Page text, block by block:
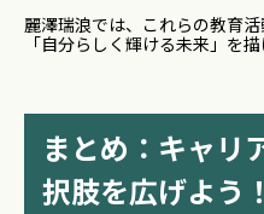
麗澤瑞浪では、これらの教育
「自分らしく輝ける未来」を
まとめ：キャリ
択肢を広げよう！